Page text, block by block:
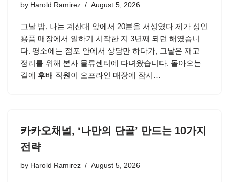
by Harold Ramirez August 5, 2026
그날 밤, 나는 계산대 앞에서 20분을 서성였다 제가 성인
용품 매장에서 일하기 시작한 지 3년째 되던 해였습니
다. 평소에는 점포 안에서 상담만 하다가, 그날은 재고
정리를 위해 본사 물류센터에 다녀왔습니다. 돌아오는
길에 후배 직원이 오프라인 매장에 잠시…
카카오채널, ‘나만의 단골’ 만드는 10가지
전략
by Harold Ramirez August 5, 2026